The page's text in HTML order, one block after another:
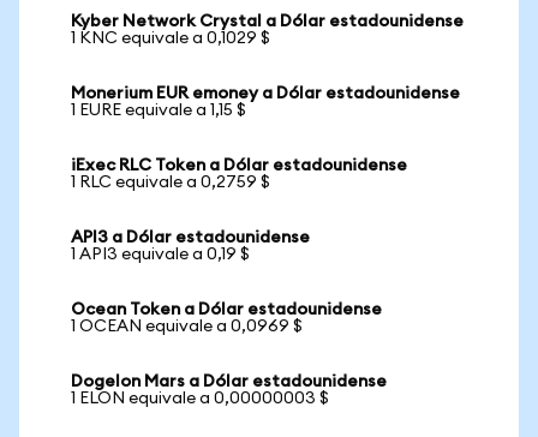
Kyber Network Crystal a Dólar estadounidense
1 KNC equivale a 0,1029 $
Monerium EUR emoney a Dólar estadounidense
1 EURE equivale a 1,15 $
iExec RLC Token a Dólar estadounidense
1 RLC equivale a 0,2759 $
API3 a Dólar estadounidense
1 API3 equivale a 0,19 $
Ocean Token a Dólar estadounidense
1 OCEAN equivale a 0,0969 $
Dogelon Mars a Dólar estadounidense
1 ELON equivale a 0,00000003 $